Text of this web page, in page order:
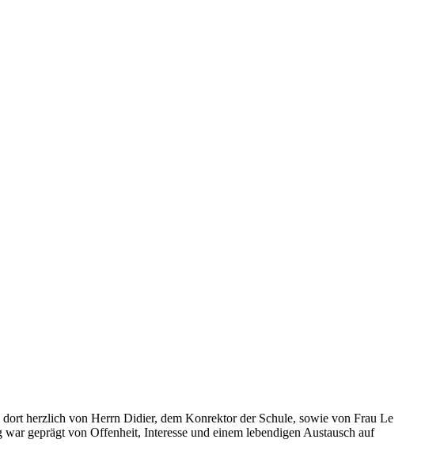
herzlich von Herrn Didier, dem Konrektor der Schule, sowie von Frau Le
geprägt von Offenheit, Interesse und einem lebendigen Austausch auf